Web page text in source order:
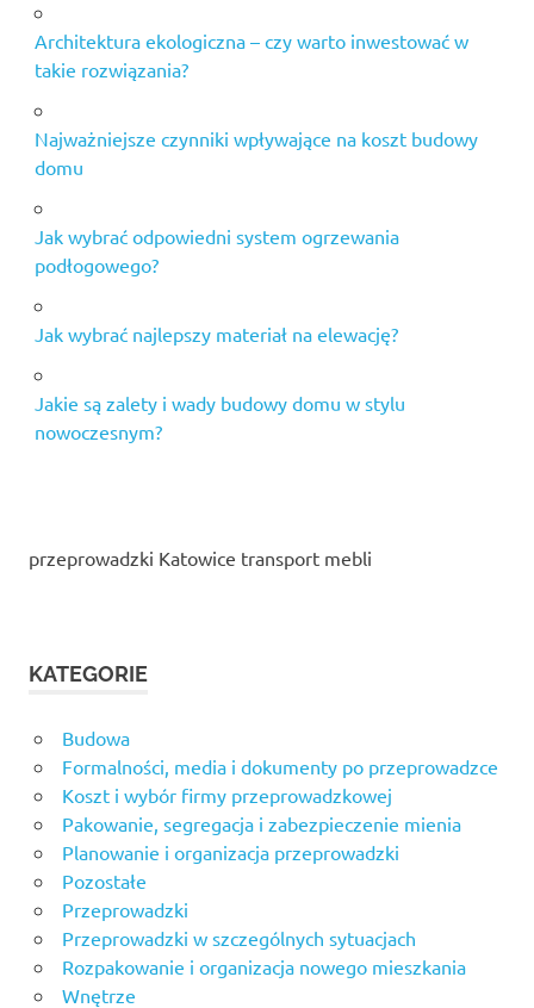
Architektura ekologiczna – czy warto inwestować w
takie rozwiązania?
Najważniejsze czynniki wpływające na koszt budowy
domu
Jak wybrać odpowiedni system ogrzewania
podłogowego?
Jak wybrać najlepszy materiał na elewację?
Jakie są zalety i wady budowy domu w stylu
nowoczesnym?
przeprowadzki Katowice transport mebli
KATEGORIE
Budowa
Formalności, media i dokumenty po przeprowadzce
Koszt i wybór firmy przeprowadzkowej
Pakowanie, segregacja i zabezpieczenie mienia
Planowanie i organizacja przeprowadzki
Pozostałe
Przeprowadzki
Przeprowadzki w szczególnych sytuacjach
Rozpakowanie i organizacja nowego mieszkania
Wnętrze